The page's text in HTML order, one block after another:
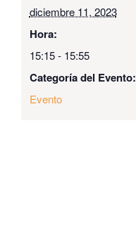
diciembre 11, 2023
Hora:
15:15 - 15:55
Categoría del Evento:
Evento